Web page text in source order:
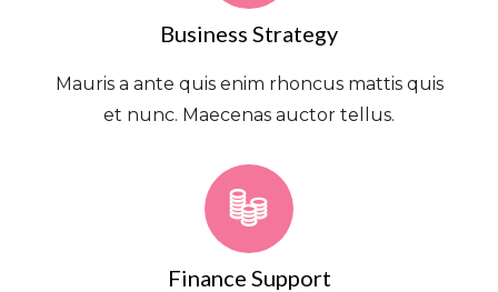
Business Strategy
Mauris a ante quis enim rhoncus mattis quis
et nunc. Maecenas auctor tellus.
Finance Support